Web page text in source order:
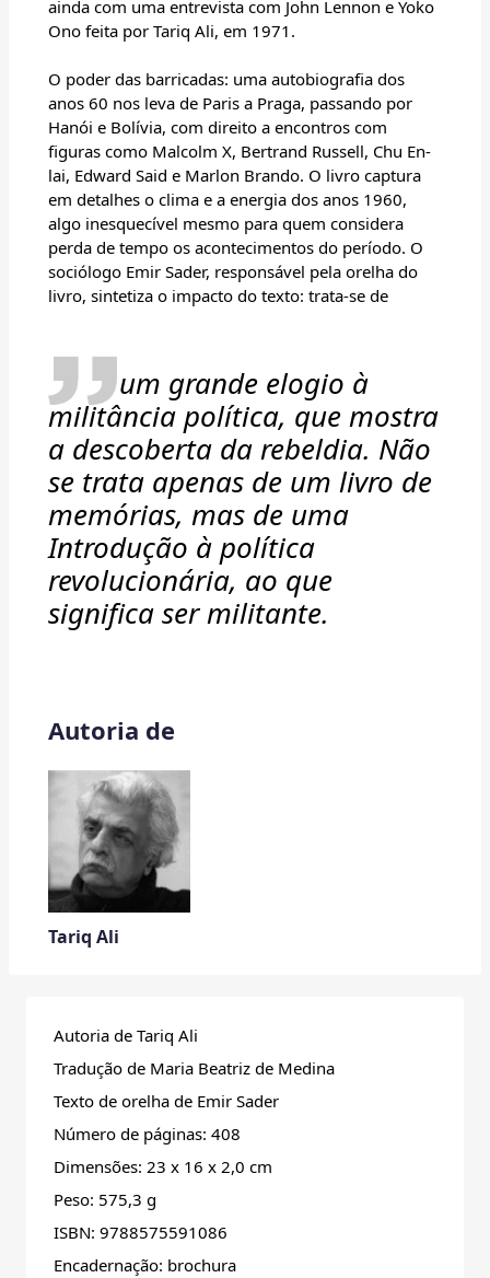
ainda com uma entrevista com John Lennon e Yoko
Ono feita por Tariq Ali, em 1971.
O poder das barricadas: uma autobiografia dos
anos 60 nos leva de Paris a Praga, passando por
Hanói e Bolívia, com direito a encontros com
figuras como Malcolm X, Bertrand Russell, Chu En-
lai, Edward Said e Marlon Brando. O livro captura
em detalhes o clima e a energia dos anos 1960,
algo inesquecível mesmo para quem considera
perda de tempo os acontecimentos do período. O
sociólogo Emir Sader, responsável pela orelha do
livro, sintetiza o impacto do texto: trata-se de
um grande elogio à
militância política, que mostra
a descoberta da rebeldia. Não
se trata apenas de um livro de
memórias, mas de uma
Introdução à política
revolucionária, ao que
significa ser militante.
Autoria de
Tariq Ali
Autoria de Tariq Ali
Tradução de Maria Beatriz de Medina
Texto de orelha de Emir Sader
Número de páginas: 408
Dimensões: 23 x 16 x 2,0 cm
Peso: 575,3 g
ISBN: 9788575591086
Encadernação: brochura